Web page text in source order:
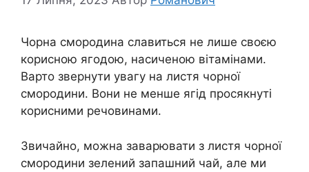
Чорна смородина славиться не лише своєю
корисною ягодою, насиченою вітамінами.
Варто звернути увагу на листя чорної
смородини. Вони не менше ягід просякнуті
корисними речовинами.
Звичайно, можна заварювати з листя чорної
смородини зелений запашний чай, але ми